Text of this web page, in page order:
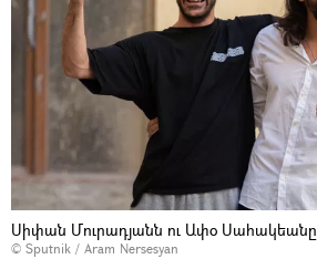
Սիփան Մուրադյանն ու Ափօ Սահակեանը
© Sputnik / Aram Nersesyan